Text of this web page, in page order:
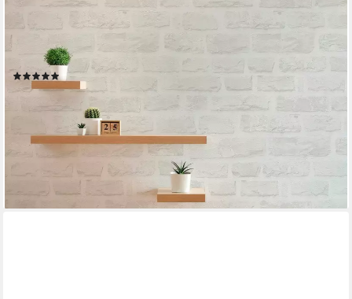
A.S. CRÉATION
Vliestapete Natural Living Tapete Stein, leicht strukturiert, matt,
gemustert, neutral, (1 St), Tapete Steinoptik Vlies Vlies Wand
Tapeten Wohnzimmer Schlafzimmer
(4)
21,82 € UVP66,95 €
(4,10 €/ 1 qm)